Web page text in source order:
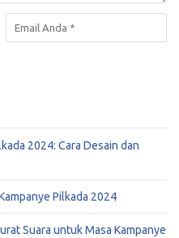
2024: Cara Desain dan
Pilkada 2024
Suara untuk Masa Kampanye